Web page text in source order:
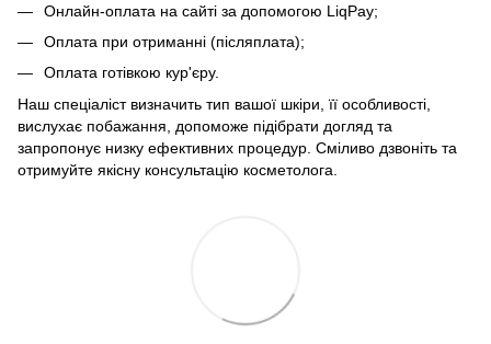
Онлайн-оплата на сайті за допомогою LiqPay;
Оплата при отриманні (післяплата);
Оплата готівкою кур'єру.
Наш спеціаліст визначить тип вашої шкіри, її особливості,
вислухає побажання, допоможе підібрати догляд та
запропонує низку ефективних процедур. Сміливо дзвоніть та
отримуйте якісну консультацію косметолога.